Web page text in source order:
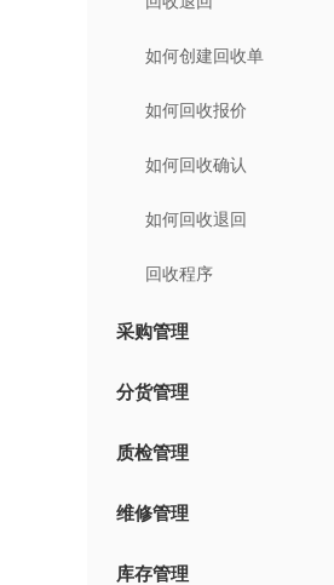
如何创建回收单
如何回收报价
如何回收确认
如何回收退回
回收程序
采购管理
分货管理
质检管理
维修管理
库存管理